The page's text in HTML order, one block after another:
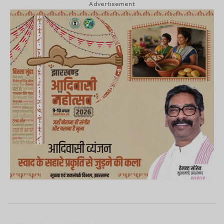
Advertisement